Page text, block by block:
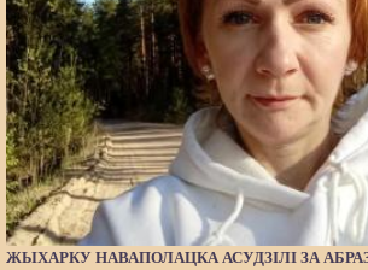
ЖЫХАРКУ НАВАПОЛАЦКА АСУДЗІЛІ ЗА